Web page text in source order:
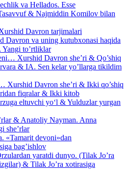
va Hellados. Esse
& Najmiddin Komilov bilan
Davron tarjimalari
Davron va uning kutubxonasi haqida
Yangi to’rtliklar
Xurshid Davron she’ri & Qo’shiq
& IA. Sen kelar yo’llarga tikildim
Xurshid Davron she’ri & Ikki qo’shiq
fiqralar & Ikki kitob
eltuvchi yo‘l & Yulduzlar yurgan
& Anatoliy Nayman. Anna
she’rlar
«Tamarit devoni»dan
bag’ishlov
yaratdi dunyo. (Tilak Jo’ra
& Tilak Jo’ra xotirasiga